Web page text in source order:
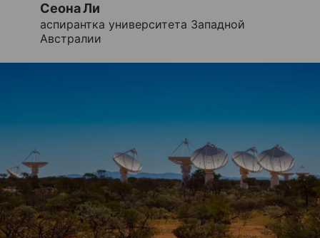
Сеона Ли
аспирантка университета Западной
Австралии